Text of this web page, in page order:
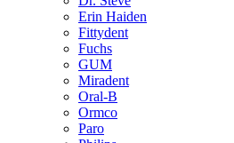
Erin Haiden
Fittydent
Fuchs
GUM
Miradent
Oral-B
Ormco
Paro